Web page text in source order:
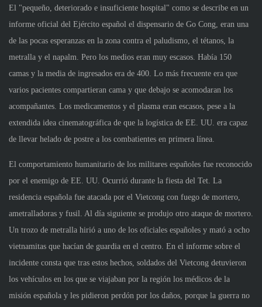
El "pequeño, deteriorado e insuficiente hospital" como se describe en un
informe oficial del Ejército español el dispensario de Go Cong, eran una
de las pocas esperanzas en la zona contra el paludismo, el tétanos, la
metralla y el napalm. Pero los medios eran muy escasos. Había 150
camas y la media de ingresados era de 400. Lo más frecuente era que
varios pacientes compartieran cama y que debajo se acomodaran los
acompañantes. Los medicamentos y el plasma eran escasos, pese a la
extendida idea cinematográfica de que la logística de EE. UU. era capaz
de llevar helado de postre a los combatientes en primera línea.
El comportamiento humanitario de los militares españoles fue reconocido
por el enemigo de EE. UU. Ocurrió durante la fiesta del Tet. La
residencia española fue atacada por el Vietcong con fuego de mortero,
ametralladoras y fusil. Al día siguiente se produjo otro ataque de mortero.
Un trozo de metralla hirió a uno de los oficiales españoles y mató a ocho
vietnamitas que hacían de guardia en el centro. En el informe sobre el
incidente consta que tras estos hechos, soldados del Vietcong detuvieron
los vehículos en los que se viajaban por la región los médicos de la
misión española y les pidieron perdón por los daños, porque la guerra no